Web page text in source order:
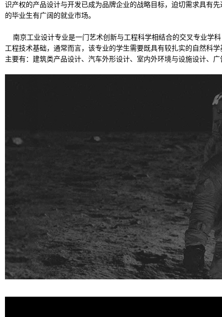
识产权的产品设计与开发已成为品牌企业的战略目标，迫切需求具有
的毕业生有广阔的就业市场。
南京工业设计专业是一门艺术创新与工程科学相结合的交叉专业学
工程技术基础，通常而言，该专业的学生需要既具有较扎实的自然科
主要有：建筑类产品设计、汽车外形设计、室内外环境与设施设计、